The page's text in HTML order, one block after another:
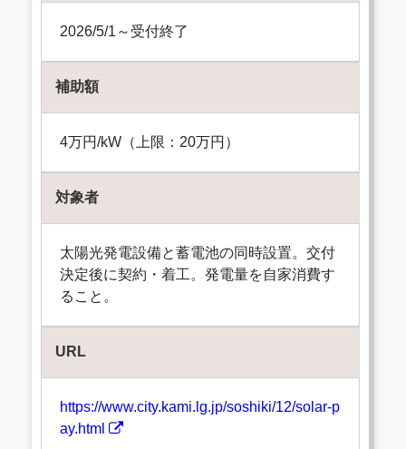
2026/5/1～受付終了
補助額
4万円/kW（上限：20万円）
対象者
太陽光発電設備と蓄電池の同時設置。交付
決定後に契約・着工。発電量を自家消費す
ること。
URL
https://www.city.kami.lg.jp/soshiki/12/solar-p
ay.html